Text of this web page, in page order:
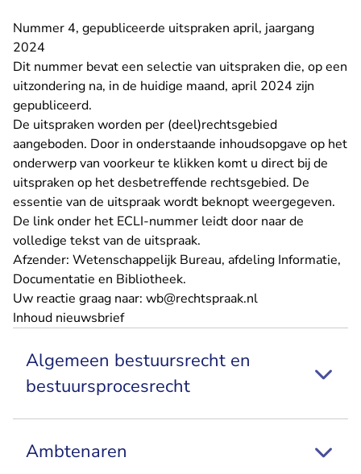
Nummer 4, gepubliceerde uitspraken april, jaargang
2024
Dit nummer bevat een selectie van uitspraken die, op een
uitzondering na, in de huidige maand, april 2024 zijn
gepubliceerd.
De uitspraken worden per (deel)rechtsgebied
aangeboden. Door in onderstaande inhoudsopgave op het
onderwerp van voorkeur te klikken komt u direct bij de
uitspraken op het desbetreffende rechtsgebied. De
essentie van de uitspraak wordt beknopt weergegeven.
De link onder het ECLI-nummer leidt door naar de
volledige tekst van de uitspraak.
Afzender: Wetenschappelijk Bureau, afdeling Informatie,
Documentatie en Bibliotheek.
Uw reactie graag naar: wb@rechtspraak.nl- U verlaat
Inhoud nieuwsbrief
Algemeen bestuursrecht en
bestuursprocesrecht
Ambtenaren